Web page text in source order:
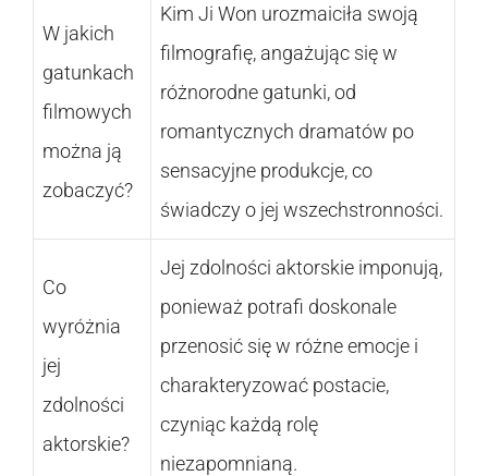
W jakich
gatunkach
filmowych
można ją
zobaczyć?
Kim Ji Won urozmaiciła swoją
filmografię, angażując się w
różnorodne gatunki, od
romantycznych dramatów po
sensacyjne produkcje, co
świadczy o jej wszechstronności.
Co
wyróżnia
jej
zdolności
aktorskie?
Jej zdolności aktorskie imponują,
ponieważ potrafi doskonale
przenosić się w różne emocje i
charakteryzować postacie,
czyniąc każdą rolę
niezapomnianą.